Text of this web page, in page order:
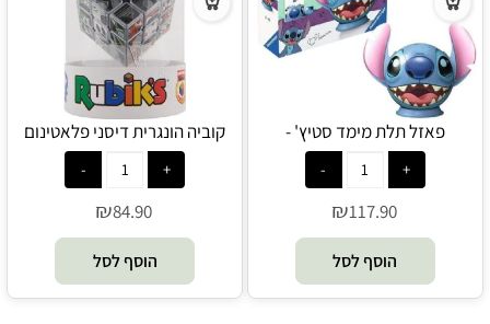
פאזל תלת מימד סטיץ' -
Ravensburger
₪117.90
הוסף לסל
קוביה הונגרית דיסני פלאטינום
רוביקס - Rubik's
₪84.90
הוסף לסל